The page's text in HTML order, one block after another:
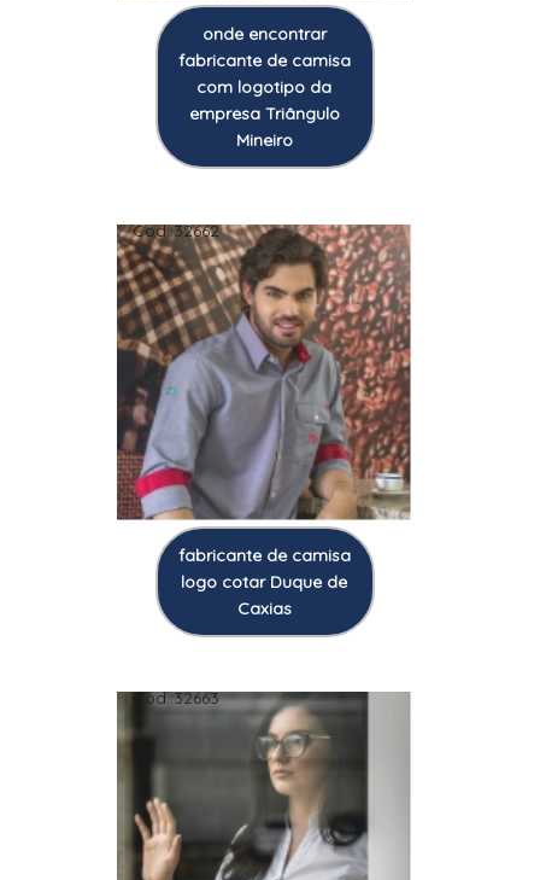
onde encontrar
fabricante de camisa
com logotipo da
empresa Triângulo
Mineiro
Cod.:32662
fabricante de camisa
logo cotar Duque de
Caxias
Cod.:32663